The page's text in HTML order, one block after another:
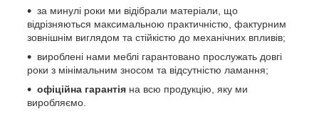
за минулі роки ми відібрали матеріали, що
відрізняються максимальною практичністю, фактурним
зовнішнім виглядом та стійкістю до механічних впливів;
вироблені нами меблі гарантовано прослужать довгі
роки з мінімальним зносом та відсутністю ламання;
офіційна гарантія на всю продукцію, яку ми
виробляємо.